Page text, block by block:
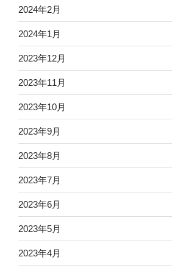
2024年2月
2024年1月
2023年12月
2023年11月
2023年10月
2023年9月
2023年8月
2023年7月
2023年6月
2023年5月
2023年4月